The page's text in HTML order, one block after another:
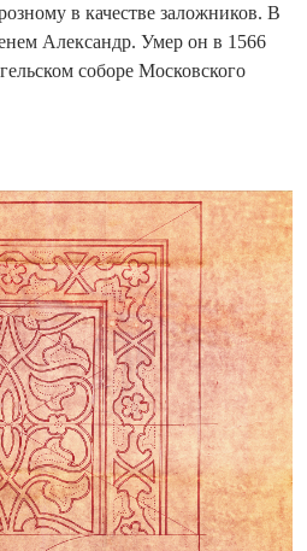
в качестве заложников. В
Александр. Умер он в 1566
соборе Московского